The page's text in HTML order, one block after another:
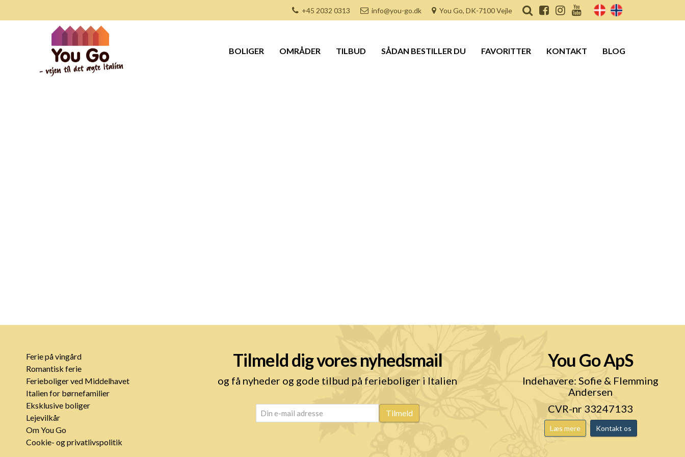
+45 2032 0313 info@you-go.dk You Go, DK-7100 Vejle
BOLIGER OMRÅDER TILBUD SÅDAN BESTILLER DU FAVORITTER KONTAKT BLOG
Ferie på vingård
Romantisk ferie
Ferieboliger ved Middelhavet
Italien for børnefamilier
Eksklusive boliger
Lejevilkår
Om You Go
Cookie- og privatlivspolitik
Tilmeld dig vores nyhedsmail
og få nyheder og gode tilbud på ferieboliger i Italien
email (Påkrævet) Tilmeld
You Go ApS
Indehavere: Sofie & Flemming
Andersen
CVR-nr 33247133
Læs mere Kontakt os